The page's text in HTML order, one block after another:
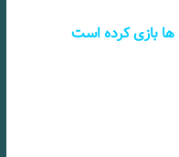
بازی کرده است